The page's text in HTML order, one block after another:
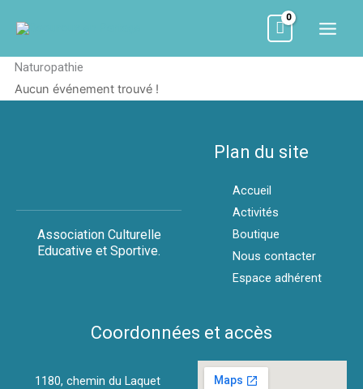
contenu
Naturopathie
Aucun événement trouvé !
Association Culturelle
Educative et Sportive.
Plan du site
Accueil
Activités
Boutique
Nous contacter
Espace adhérent
Coordonnées et accès
1180, chemin du Laquet